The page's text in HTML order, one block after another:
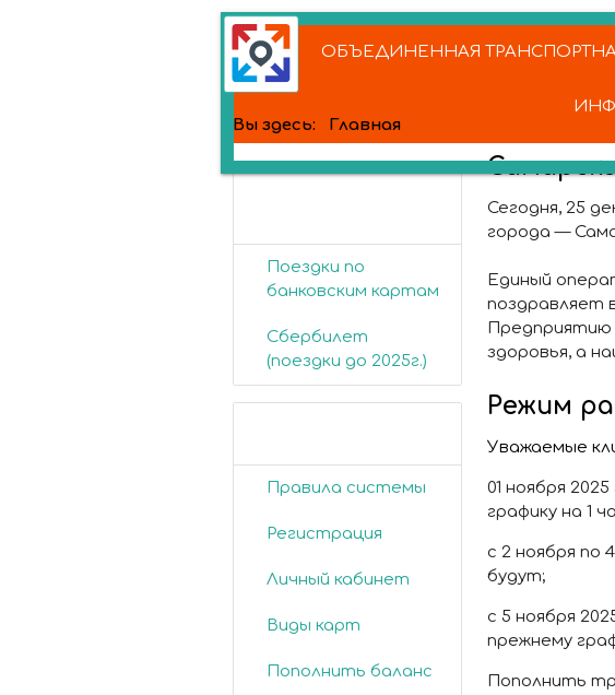
ОБЪЕДИНЕННАЯ
Вы здесь: Главная
Поездки по
банковским картам
Сбербилет
(поездки до 2025г.)
Правила системы
Регистрация
Личный кабинет
Виды карт
Пополнить баланс
Сегодня, 25
города —
Единый
поздравляет
Предприятию
здоровья, а
Режим
Уважаемые
01 ноября
графику на 1
с 2 ноября по
будут;
с 5 ноября
прежнему
Пополнить